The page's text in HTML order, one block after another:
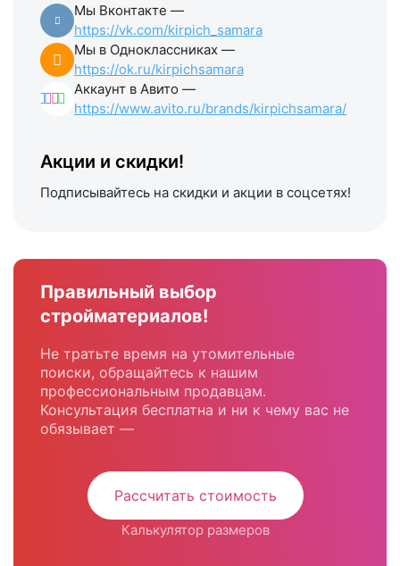
Мы Вконтакте —
https://vk.com/kirpich_samara
Мы в Одноклассниках —
https://ok.ru/kirpichsamara
Аккаунт в Авито —
https://www.avito.ru/brands/kirpichsamara/
Акции и скидки!
Подписывайтесь на скидки и акции в соцсетях!
Правильный выбор
стройматериалов!
Не тратьте время на утомительные
поиски, обращайтесь к нашим
профессиональным продавцам.
Консультация бесплатна и ни к чему вас не
обязывает —
Рассчитать стоимость
Калькулятор размеров